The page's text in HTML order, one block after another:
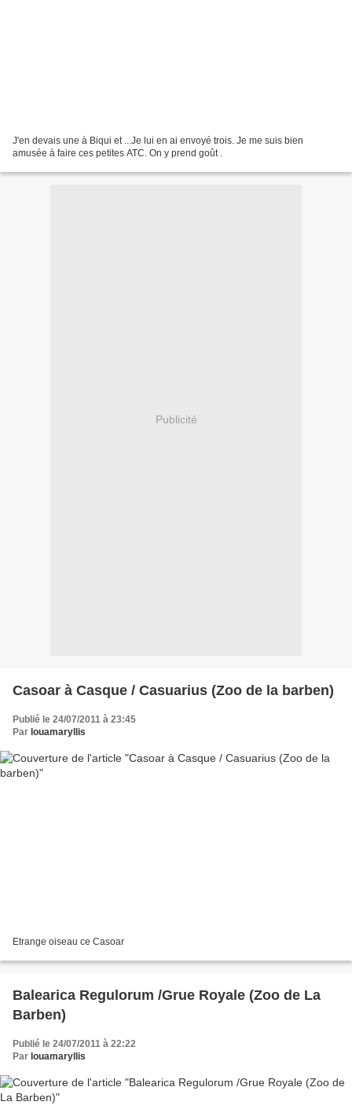
J'en devais une à Biqui et ...Je lui en ai envoyé trois. Je me suis bien
amusée à faire ces petites ATC. On y prend goût .
Publicité
Casoar à Casque / Casuarius (Zoo de la barben)
Publié le 24/07/2011 à 23:45
Par louamaryllis
Etrange oiseau ce Casoar
Balearica Regulorum /Grue Royale (Zoo de La
Barben)
Publié le 24/07/2011 à 22:22
Par louamaryllis